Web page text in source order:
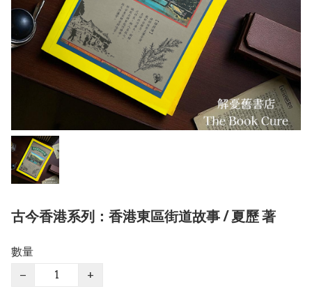
古今香港系列：香港東區街道故事 / 夏歷 著
數量
−
+